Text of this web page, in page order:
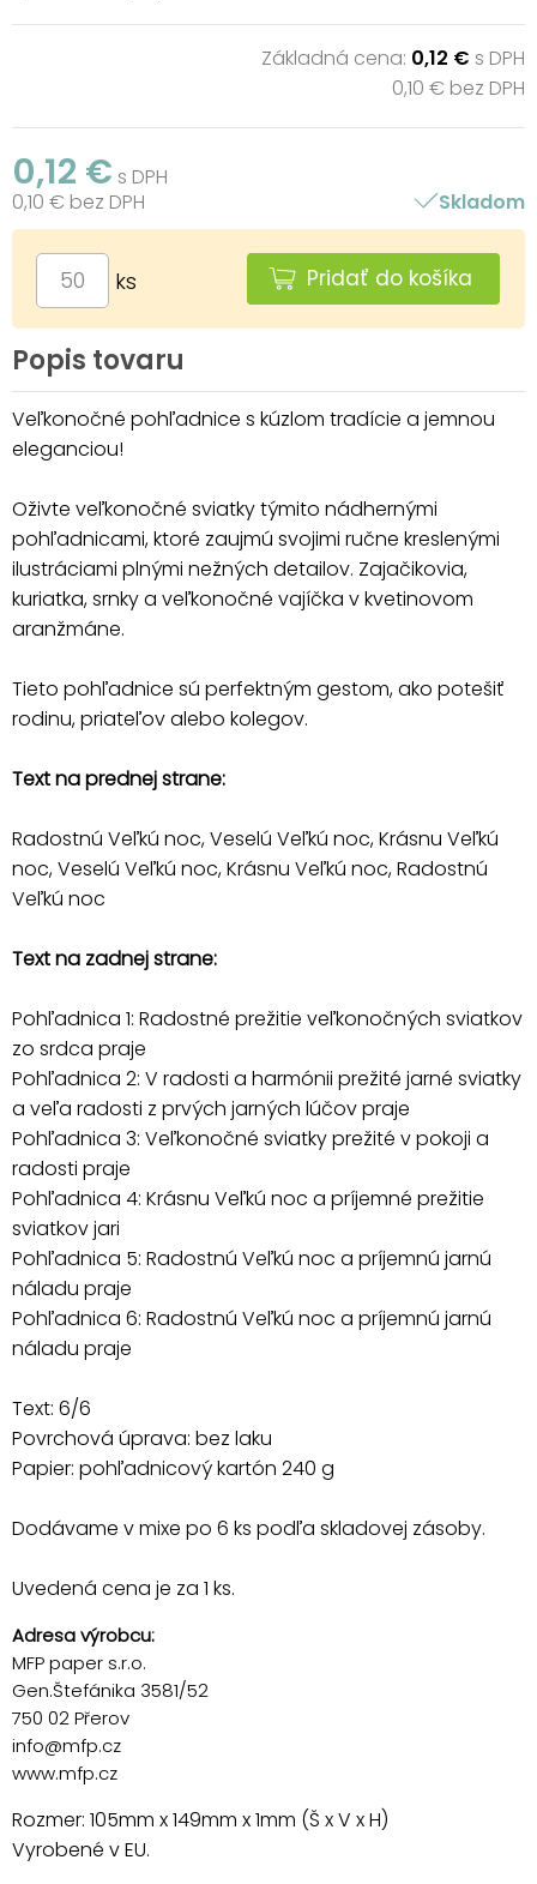
Základná cena: 0,12 € s DPH
0,10 € bez DPH
0,12 € s DPH
0,10 € bez DPH
Skladom
ks Pridať do košíka
Popis tovaru
Veľkonočné pohľadnice s kúzlom tradície a jemnou
eleganciou!
Oživte veľkonočné sviatky týmito nádhernými
pohľadnicami, ktoré zaujmú svojimi ručne kreslenými
ilustráciami plnými nežných detailov. Zajačikovia,
kuriatka, srnky a veľkonočné vajíčka v kvetinovom
aranžmáne.
Tieto pohľadnice sú perfektným gestom, ako potešiť
rodinu, priateľov alebo kolegov.
Text na prednej strane:
Radostnú Veľkú noc, Veselú Veľkú noc, Krásnu Veľkú
noc, Veselú Veľkú noc, Krásnu Veľkú noc, Radostnú
Veľkú noc
Text na zadnej strane:
Pohľadnica 1: Radostné prežitie veľkonočných sviatkov
zo srdca praje
Pohľadnica 2: V radosti a harmónii prežité jarné sviatky
a veľa radosti z prvých jarných lúčov praje
Pohľadnica 3: Veľkonočné sviatky prežité v pokoji a
radosti praje
Pohľadnica 4: Krásnu Veľkú noc a príjemné prežitie
sviatkov jari
Pohľadnica 5: Radostnú Veľkú noc a príjemnú jarnú
náladu praje
Pohľadnica 6: Radostnú Veľkú noc a príjemnú jarnú
náladu praje
Text: 6/6
Povrchová úprava: bez laku
Papier: pohľadnicový kartón 240 g
Dodávame v mixe po 6 ks podľa skladovej zásoby.
Uvedená cena je za 1 ks.
Adresa výrobcu:
MFP paper s.r.o.
Gen.Štefánika 3581/52
750 02 Přerov
info@mfp.cz
www.mfp.cz
Rozmer: 105mm x 149mm x 1mm (Š x V x H)
Vyrobené v EU.